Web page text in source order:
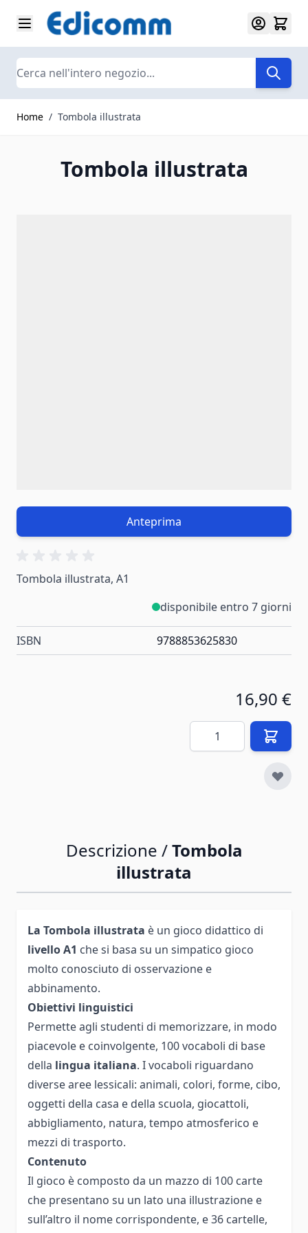
Salta al contenuto
Search
Home / Tombola illustrata
Tombola illustrata
Anteprima
Tombola illustrata, A1
disponibile entro 7 giorni
ISBN 9788853625830
16,90 €
Quantità
Descrizione /Tombola
illustrata
La Tombola illustrata è un gioco didattico di
livello A1 che si basa su un simpatico gioco
molto conosciuto di osservazione e
abbinamento.
Obiettivi linguistici
Permette agli studenti di memorizzare, in modo
piacevole e coinvolgente, 100 vocaboli di base
della lingua italiana. I vocaboli riguardano
diverse aree lessicali: animali, colori, forme, cibo,
oggetti della casa e della scuola, giocattoli,
abbigliamento, natura, tempo atmosferico e
mezzi di trasporto.
Contenuto
Il gioco è composto da un mazzo di 100 carte
che presentano su un lato una illustrazione e
sull’altro il nome corrispondente, e 36 cartelle,